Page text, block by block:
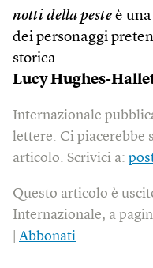
notti della peste è
dei personaggi
storica.
Lucy Hughes-
Internazionale
lettere. Ci piacerebbe
articolo. Scrivici a:
Questo articolo è
Internazionale, a
Abbonati